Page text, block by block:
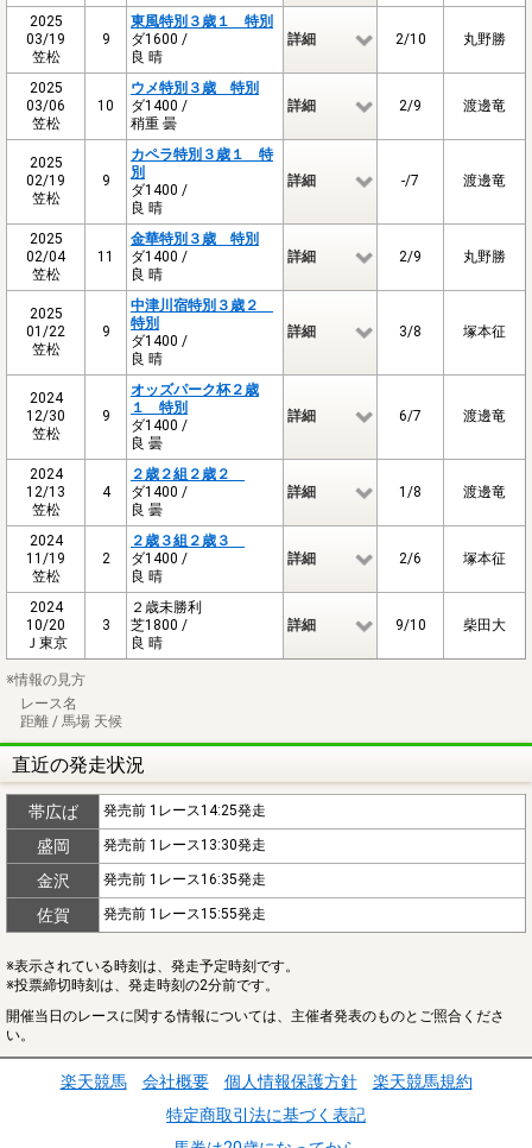
2025
03/19
笠松
9
東風特別３歳１ 特別
ダ1600 /
良 晴
詳細 2/10 丸野勝
2025
03/06
笠松
10
ウメ特別３歳 特別
ダ1400 /
稍重 曇
詳細 2/9 渡邊竜
2025
02/19
笠松
9
カペラ特別３歳１ 特
別
ダ1400 /
良 晴
詳細 -/7 渡邊竜
2025
02/04
笠松
11
金華特別３歳 特別
ダ1400 /
良 晴
詳細 2/9 丸野勝
2025
01/22
笠松
9
中津川宿特別３歳２
特別
ダ1400 /
良 晴
詳細 3/8 塚本征
2024
12/30
笠松
9
オッズパーク杯２歳
１ 特別
ダ1400 /
良 曇
詳細 6/7 渡邊竜
2024
12/13
笠松
4
２歳２組２歳２
ダ1400 /
良 曇
詳細 1/8 渡邊竜
2024
11/19
笠松
2
２歳３組２歳３
ダ1400 /
良 晴
詳細 2/6 塚本征
2024
10/20
Ｊ東京
3
２歳未勝利
芝1800 /
良 晴
詳細 9/10 柴田大
※情報の見方
レース名
距離 / 馬場 天候
直近の発走状況
帯広ば 発売前 1レース14:25発走
盛岡 発売前 1レース13:30発走
金沢 発売前 1レース16:35発走
佐賀 発売前 1レース15:55発走
※表示されている時刻は、発走予定時刻です。
※投票締切時刻は、発走時刻の2分前です。
開催当日のレースに関する情報については、主催者発表のものとご照合くださ
い。
楽天競馬 会社概要 個人情報保護方針
楽天競馬規約
特定商取引法に基づく表記